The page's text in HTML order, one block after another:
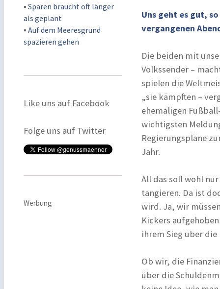
▪ Sparen braucht oft länger
als geplant
▪ Auf dem Meeresgrund
spazieren gehen
Like uns auf Facebook
Folge uns auf Twitter
Werbung
Uns geht es gut,
vergangenen
Die beiden mit
Volkssender –
spielen die
„sie kämpften –
ehemaligen
wichtigsten
Regierungspläne
Jahr.
All das soll wohl
tangieren. Da ist
wird. Ja, wir
Kickers
ihrem Sieg über die
Ob wir, die
über die